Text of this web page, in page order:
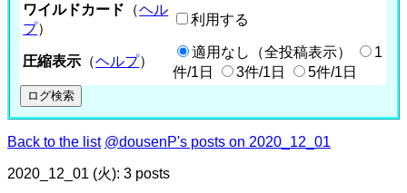
ワイルドカード （ヘル
プ）
利用する
圧縮表示 （ヘルプ）
適用なし（全投稿表示）
1
件/1日
3件/1日 5件/1日
Back to the list @dousenP's posts on 2020_12_01
2020_12_01 (火): 3 posts